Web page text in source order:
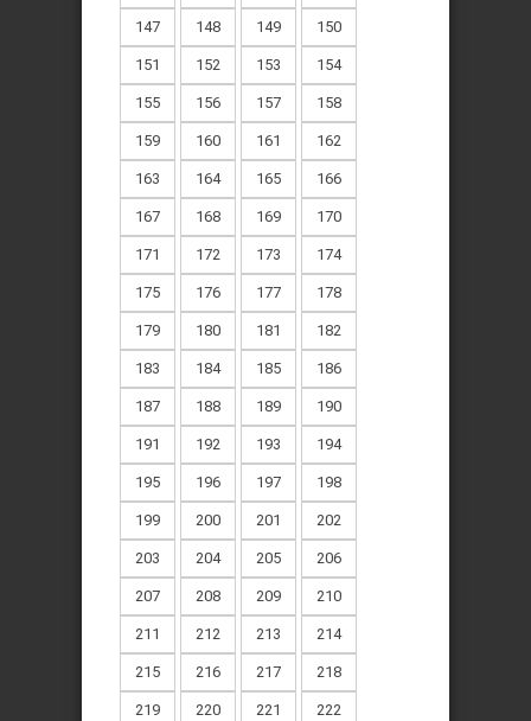
147 148 149 150
151 152 153 154
155 156 157 158
159 160 161 162
163 164 165 166
167 168 169 170
171 172 173 174
175 176 177 178
179 180 181 182
183 184 185 186
187 188 189 190
191 192 193 194
195 196 197 198
199 200 201 202
203 204 205 206
207 208 209 210
211 212 213 214
215 216 217 218
219 220 221 222